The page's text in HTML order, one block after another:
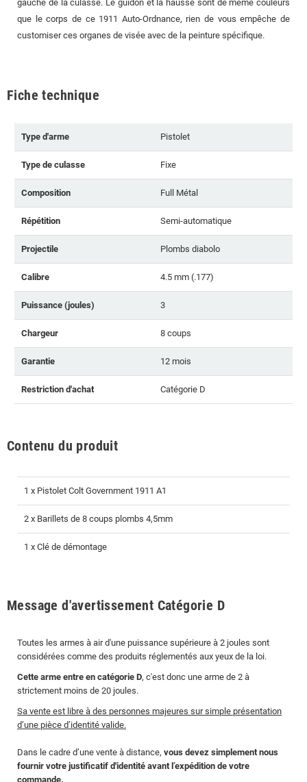
gauche de la culasse. Le guidon et la hausse sont de même couleurs
que le corps de ce 1911 Auto-Ordnance, rien de vous empêche de
customiser ces organes de visée avec de la peinture spécifique.
Fiche technique
Type d'arme Pistolet
Type de culasse Fixe
Composition Full Métal
Répétition Semi-automatique
Projectile Plombs diabolo
Calibre 4.5 mm (.177)
Puissance (joules) 3
Chargeur 8 coups
Garantie 12 mois
Restriction d'achat Catégorie D
Contenu du produit
1 x Pistolet Colt Government 1911 A1
2 x Barillets de 8 coups plombs 4,5mm
1 x Clé de démontage
Message d'avertissement Catégorie D
Toutes les armes à air d'une puissance supérieure à 2 joules sont
considérées comme des produits réglementés aux yeux de la loi.
Cette arme entre en catégorie D, c'est donc une arme de 2 à
strictement moins de 20 joules.
Sa vente est libre à des personnes majeures sur simple présentation
d’une pièce d’identité valide.
Dans le cadre d’une vente à distance, vous devez simplement nous
fournir votre justificatif d'identité avant l’expédition de votre
commande.